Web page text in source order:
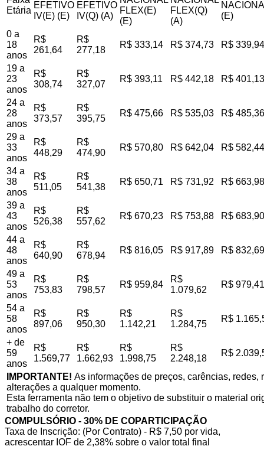
Etária
EFETIVO
IV(E) (E)
EFETIVO
IV(Q) (A)
FLEX(E)
(E)
FLEX(Q)
(A)
(E)
0 a
18
anos
R$
261,64
R$
277,18
R$ 333,14 R$ 374,73 R$ 339,94
19 a
23
anos
R$
308,74
R$
327,07
R$ 393,11 R$ 442,18 R$ 401,13
24 a
28
anos
R$
373,57
R$
395,75
R$ 475,66 R$ 535,03 R$ 485,36
29 a
33
anos
R$
448,29
R$
474,90
R$ 570,80 R$ 642,04 R$ 582,44
34 a
38
anos
R$
511,05
R$
541,38
R$ 650,71 R$ 731,92 R$ 663,98
39 a
43
anos
R$
526,38
R$
557,62
R$ 670,23 R$ 753,88 R$ 683,90
44 a
48
anos
R$
640,90
R$
678,94
R$ 816,05 R$ 917,89 R$ 832,69
49 a
53
anos
R$
753,83
R$
798,57
R$ 959,84
R$
1.079,62
R$ 979,41
54 a
58
anos
R$
897,06
R$
950,30
R$
1.142,21
R$
1.284,75
R$
+ de
59
anos
R$
1.569,77
R$
1.662,93
R$
1.998,75
R$
2.248,18
R$
IMPORTANTE! As informações de preços, carências,
alterações a qualquer momento.
Esta ferramenta não tem o objetivo de substituir o material
trabalho do corretor.
COMPULSÓRIO - 30% DE COPARTICIPAÇÃO
Taxa de Inscrição: (Por Contrato) - R$ 7,50 por vida,
acrescentar IOF de 2,38% sobre o valor total final